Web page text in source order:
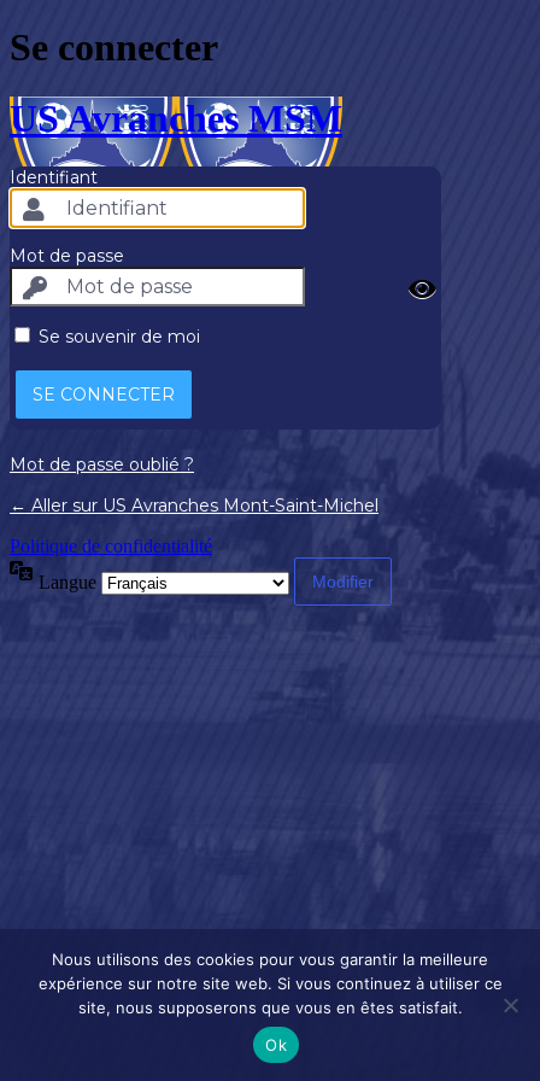
Se connecter
US Avranches MSM
Identifiant
Mot de passe
Se souvenir de moi
Mot de passe oublié ?
← Aller sur US Avranches Mont-Saint-Michel
Politique de confidentialité
Langue
Nous utilisons des cookies pour vous garantir la meilleure
expérience sur notre site web. Si vous continuez à utiliser ce
site, nous supposerons que vous en êtes satisfait.
Ok